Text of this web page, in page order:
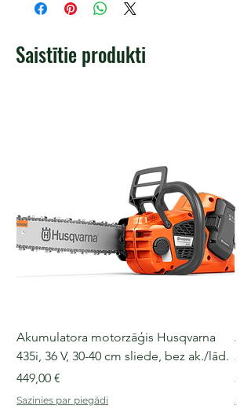
Saistītie produkti
Akumulatora motorzāģis Husqvarna
435i, 36 V, 30-40 cm sliede, bez ak./lād.
Cena
449,00 €
Sazinies par piegādi